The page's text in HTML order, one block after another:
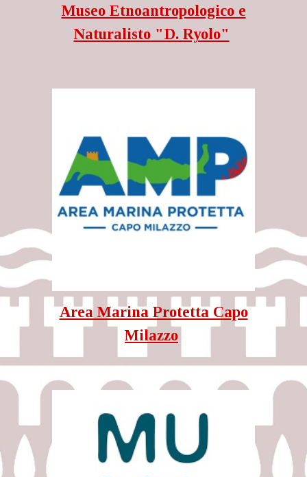
Museo Etnoantropologico e
Naturalisto "D. Ryolo"
Area Marina Protetta Capo
Milazzo